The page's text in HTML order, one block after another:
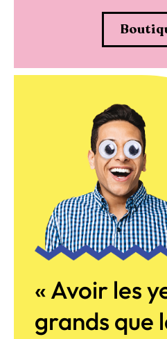
« Avoir les
grands que